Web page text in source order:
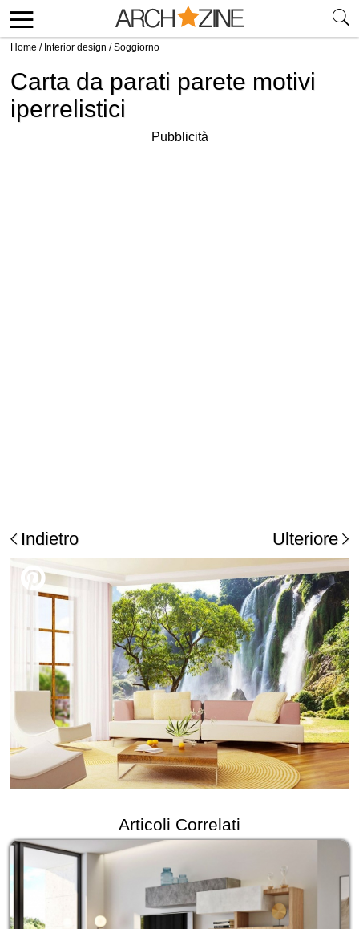
Home / Interior design /Soggiorno
Carta da parati parete motivi
iperrelistici
Pubblicità
Indietro Ulteriore
Articoli Correlati